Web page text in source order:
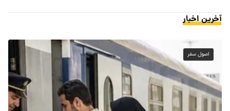
آخرین اخبار
اصول سفر